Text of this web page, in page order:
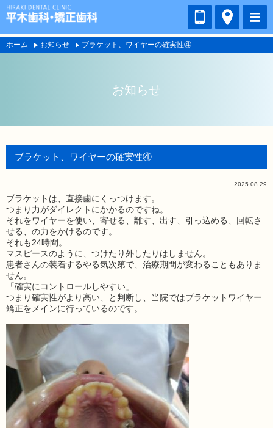
ホーム お知らせ ブラケット、ワイヤーの確実性④
お知らせ
ブラケット、ワイヤーの確実性④
2025.08.29
ブラケットは、直接歯にくっつけます。
つまり力がダイレクトにかかるのですね。
それをワイヤーを使い、寄せる、離す、出す、引っ込める、回転さ
せる、の力をかけるのです。
それも24時間。
マスピースのように、つけたり外したりはしません。
患者さんの装着するやる気次第で、治療期間が変わることもありま
せん。
「確実にコントロールしやすい」
つまり確実性がより高い、と判断し、当院ではブラケットワイヤー
矯正をメインに行っているのです。